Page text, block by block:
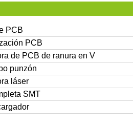
PCB
PCB
de PCB de ranura en V
punzón
láser
SMT